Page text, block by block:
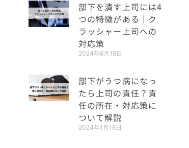
部下を潰す上司には4
つの特徴がある｜ク
ラッシャー上司への
対応策
2024年6月18日
部下がうつ病になっ
たら上司の責任？責
任の所在・対応策に
ついて解説
2024年1月16日